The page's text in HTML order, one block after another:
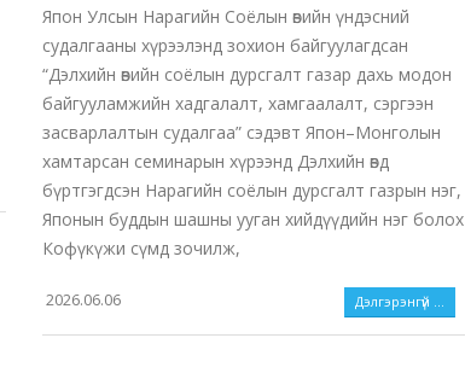
Япон Улсын Нарагийн Соёлын өвийн үндэсний
судалгааны хүрээлэнд зохион байгуулагдсан
“Дэлхийн өвийн соёлын дурсгалт газар дахь модон
байгууламжийн хадгалалт, хамгаалалт, сэргээн
засварлалтын судалгаа” сэдэвт Япон–Монголын
хамтарсан семинарын хүрээнд Дэлхийн өвд
бүртгэгдсэн Нарагийн соёлын дурсгалт газрын нэг,
Японын буддын шашны ууган хийдүүдийн нэг болох
Кофүкүжи сүмд зочилж,
2026.06.06 Дэлгэрэнгүй ...